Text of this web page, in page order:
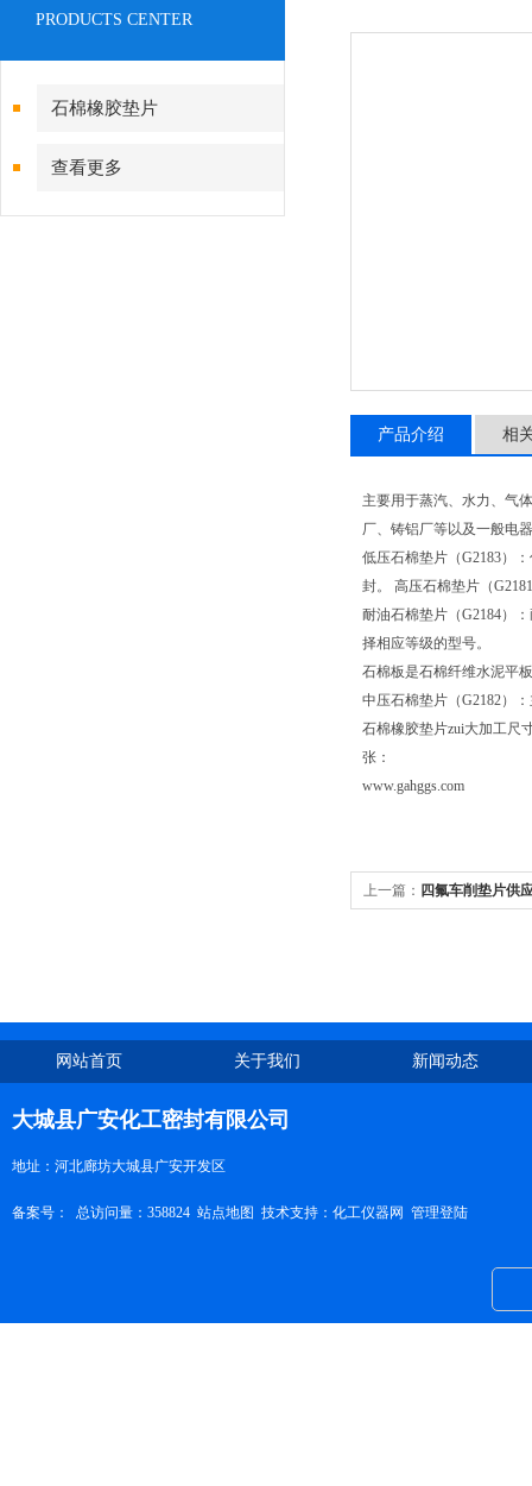
PRODUCTS CENTER
石棉橡胶垫片
查看更多
产品介绍 相
主要用于蒸汽、水力、气
厂、铸铝厂等以及一般电
低压石棉垫片（G2183）
封。 高压石棉垫片（
耐油石棉垫片（G2184）
择相应等级的型号。
石棉板是石棉纤维水泥平
中压石棉垫片（G2182）
石棉橡胶垫片zui大加工尺
张：
www.gahggs.com
上一篇： 四氟车削垫片供
网站首页 关于我们 新闻动态
大城县广安化工密封有限公司
地址：河北廊坊大城县广安开发区
备案号： 总访问量：358824 站点地图 技术支持： 化工仪器网 管理登陆